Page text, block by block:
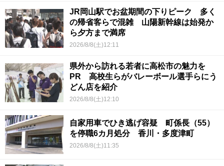
JR岡山駅でお盆期間の下りピーク 多く
の帰省客らで混雑 山陽新幹線は始発か
ら夕方まで満席
2026/8/8(土)12:11
県外から訪れる若者に高松市の魅力を
PR 高校生らがバレーボール選手らにう
どん店を紹介
2026/8/8(土)12:10
自家用車でひき逃げ容疑 町係長（55）
を停職6カ月処分 香川・多度津町
2026/8/8(土)11:35